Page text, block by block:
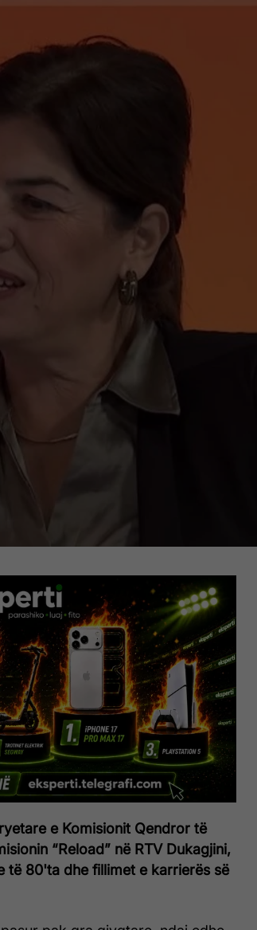
e Komisionit Qendror të
“Reload” në RTV Dukagjini,
të 80'ta dhe fillimet e karrierës së